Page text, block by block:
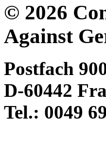
© 2026
Against
Postfach
D-60442
Tel.: 0049